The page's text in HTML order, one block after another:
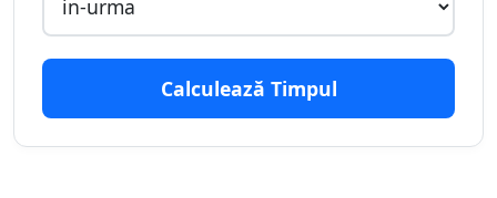
360
zile in-
urma
11.08.2025
peste
01.08.2027
361
zile in-
10.08.2025
peste
02.08.2027
Calculează Timpul